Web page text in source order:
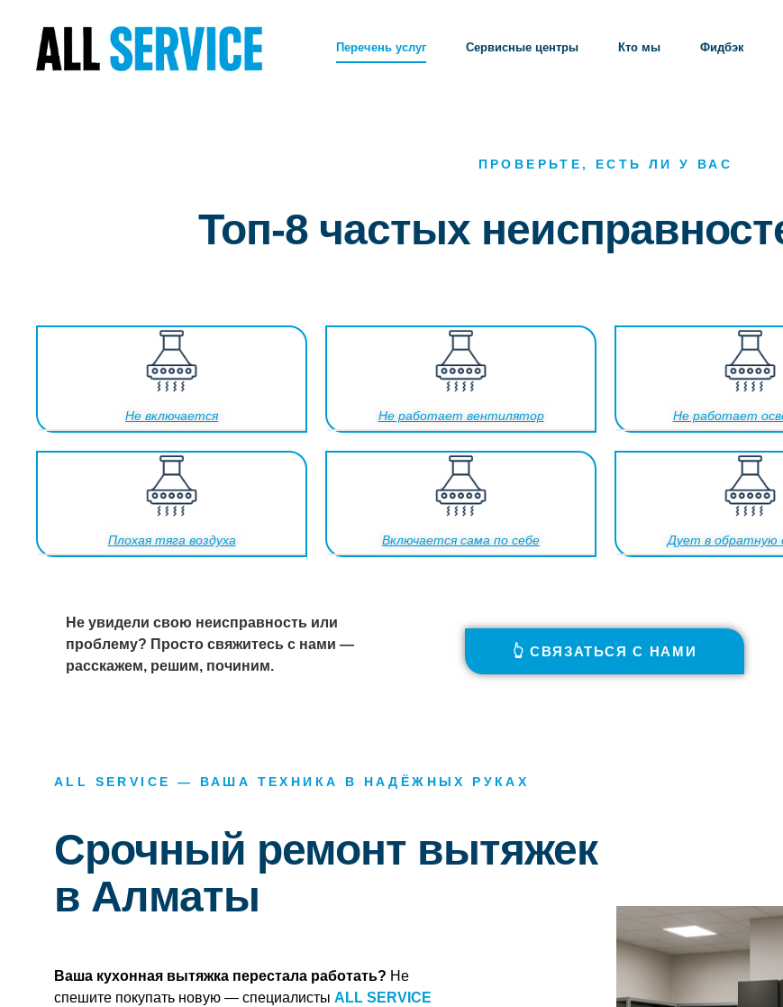
Перечень услуг Сервисные центры Кто мы Фидбэк
ПРОВЕРЬТЕ, ЕСТЬ ЛИ У ВАС
Топ-8 частых
Не включается Не работает вентилятор Не работает
Плохая тяга воздуха Включается сама по себе Дует в обратную
Не увидели свою неисправность или
проблему? Просто свяжитесь с нами —
расскажем, решим, починим.
👆 СВЯЗАТЬСЯ С НАМИ
ALL SERVICE — ВАША ТЕХНИКА В НАДЁЖНЫХ РУКАХ
Срочный ремонт вытяжек
в Алматы
Ваша кухонная вытяжка перестала работать? Не
спешите покупать новую — специалисты ALL SERVICE